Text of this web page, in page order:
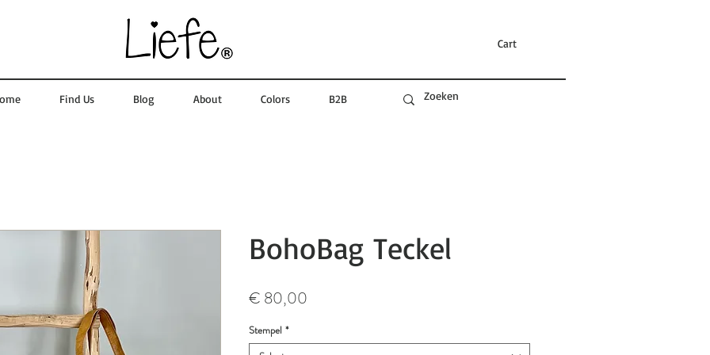
Cart
Find Us Blog About Colors B2B
BohoBag Teckel
€ 80,00
Stempel *